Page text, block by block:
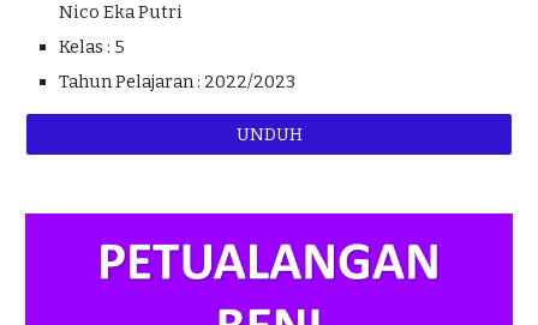
Nico Eka Putri
Kelas : 5
Tahun Pelajaran : 2022/2023
UNDUH